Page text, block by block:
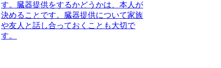
す。臓器提供をするかどうかは、本人が
決めることです。臓器提供について家族
や友人と話し合っておくことも大切で
す。